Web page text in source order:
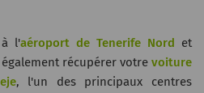
à l'aéroport de Tenerife Nord et
récupérer votrevoiture
, l'un des principaux centres